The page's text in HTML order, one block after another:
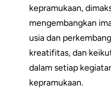
kepramukaan,
mengembangkan
usia dan
kreatifitas, dan
dalam setiap
kepramukaan.